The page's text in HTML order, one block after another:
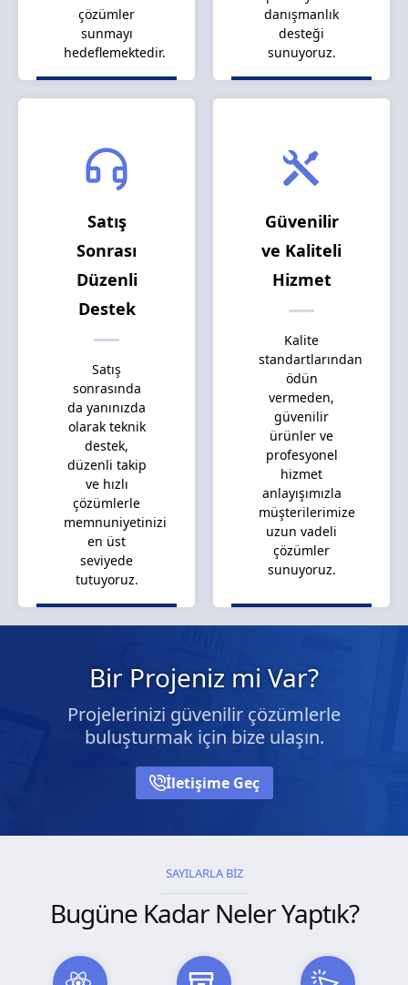
çözümler
sunmayı
hedeflemektedir.
danışmanlık
desteği
sunuyoruz.
Satış
Sonrası
Düzenli
Destek
Satış
sonrasında
da yanınızda
olarak teknik
destek,
düzenli takip
ve hızlı
çözümlerle
memnuniyetinizi
en üst
seviyede
tutuyoruz.
Güvenilir
ve Kaliteli
Hizmet
Kalite
standartlarından
ödün
vermeden,
güvenilir
ürünler ve
profesyonel
hizmet
anlayışımızla
müşterilerimize
uzun vadeli
çözümler
sunuyoruz.
Bir Projeniz mi Var?
Projelerinizi güvenilir çözümlerle
buluşturmak için bize ulaşın.
İletişime Geç
SAYILARLA BİZ
Bugüne Kadar Neler Yaptık?